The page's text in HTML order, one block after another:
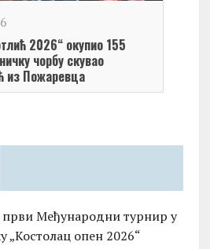
2026“ окупио 155
чорбу скувао
из Пожаревца
Међународни турнир у
„Костолац опен 2026“